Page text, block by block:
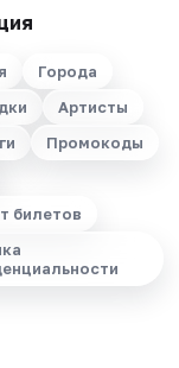
Города
Артисты
Промокоды
билетов